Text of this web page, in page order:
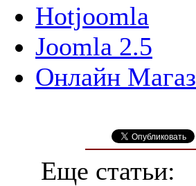
Hotjoomla
Joomla 2.5
Онлайн
Еще статьи: